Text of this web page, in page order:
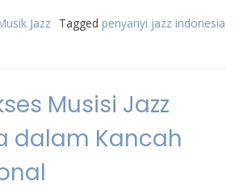
Jazz Tagged penyanyi jazz indonesia
Musisi Jazz
dalam Kancah